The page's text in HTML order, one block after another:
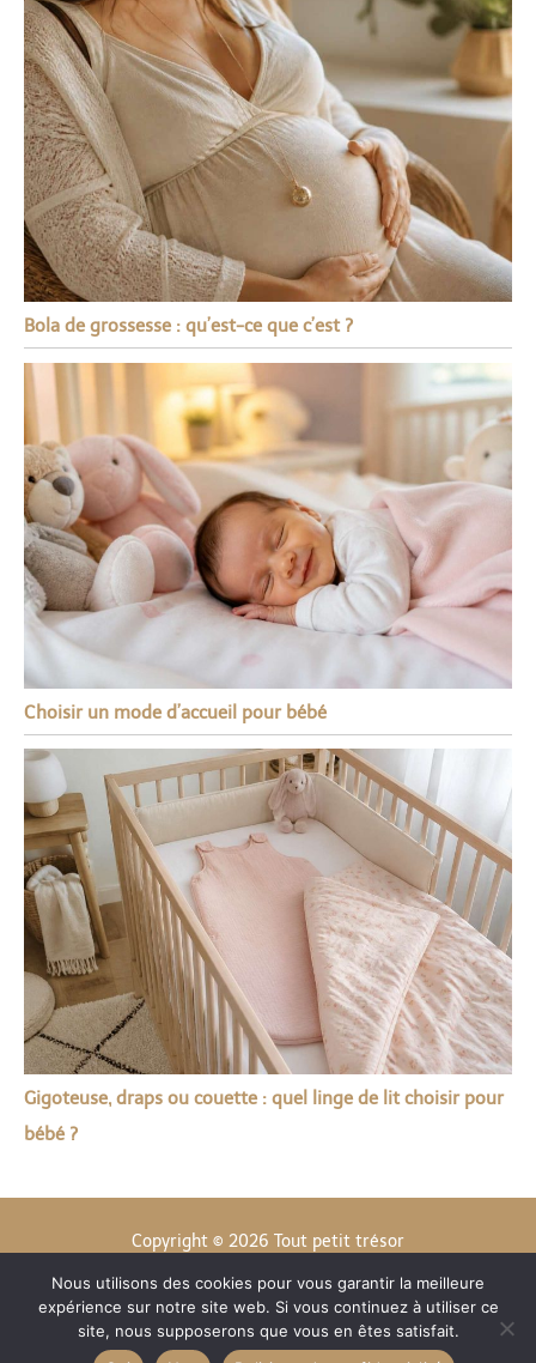
Bola de grossesse : qu’est-ce que c’est ?
Choisir un mode d’accueil pour bébé
Gigoteuse, draps ou couette : quel linge de lit choisir pour
bébé ?
Copyright © 2026 Tout petit trésor
Contact
Mentions légales
Politique de confidentialité
Nous utilisons des cookies pour vous garantir la meilleure
expérience sur notre site web. Si vous continuez à utiliser ce
site, nous supposerons que vous en êtes satisfait.